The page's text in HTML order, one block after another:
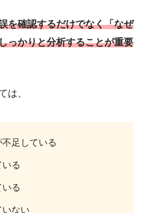
を確認するだけでなく「なぜ
っかりと分析することが重要
は、
足している
る
る
ない